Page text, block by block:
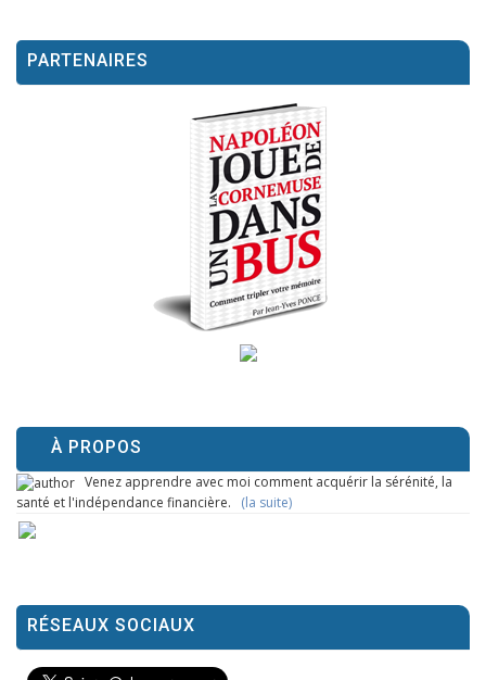
PARTENAIRES
À PROPOS
Venez apprendre avec moi comment acquérir la sérénité, la
santé et l'indépendance financière. (la suite)
RÉSEAUX SOCIAUX